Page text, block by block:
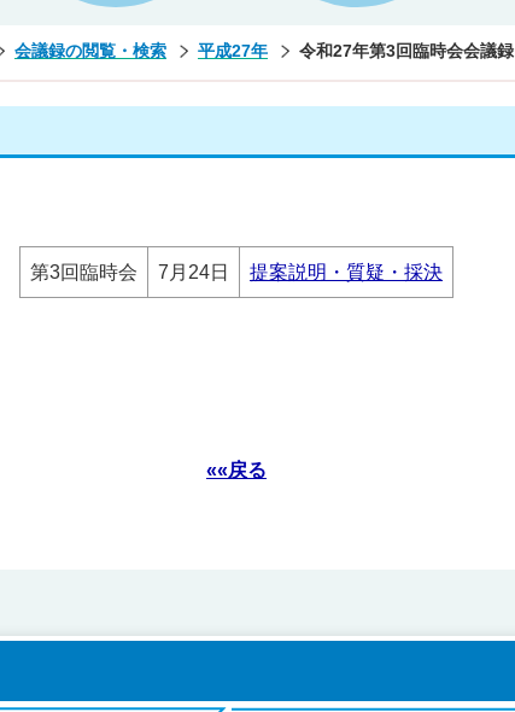
会議録の閲覧・検索 平成27年 令和27年第3回臨時会会議録
第3回臨時会 7月24日 提案説明・質疑・採決
««戻る